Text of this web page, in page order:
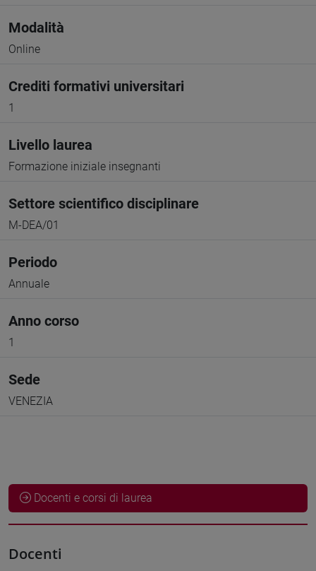
Modalità
Online
Crediti formativi universitari
1
Livello laurea
Formazione iniziale insegnanti
Settore scientifico disciplinare
M-DEA/01
Periodo
Annuale
Anno corso
1
Sede
VENEZIA
Docenti e corsi di laurea
Docenti